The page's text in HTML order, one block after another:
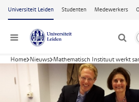
Ga naar hoofdinhoud
Universiteit Leiden Studenten Medewerkers
Menu
Home Nieuws Mathematisch Instituut werkt